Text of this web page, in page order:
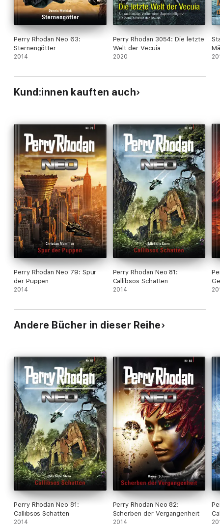
Perry Rhodan Neo 63:
Sternengötter
2014
Perry Rhodan 3054: Die letzte
Welt der Vecuia
2020
Kund:innen kauften auch
Perry Rhodan Neo 79: Spur
der Puppen
2014
Perry Rhodan Neo 81:
Callibsos Schatten
2014
Andere Bücher in dieser Reihe
Perry Rhodan Neo 81:
Callibsos Schatten
2014
Perry Rhodan Neo 82:
Scherben der Vergangenheit
2014